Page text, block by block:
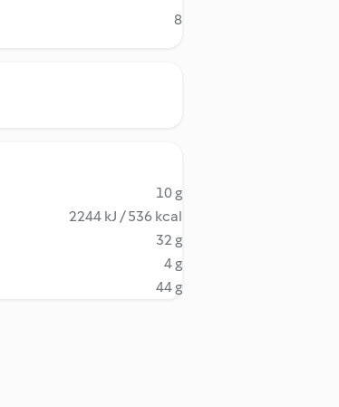
8
10 g
2244 kJ / 536 kcal
32 g
4 g
44 g